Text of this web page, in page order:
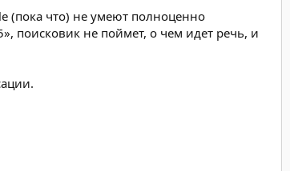
(пока что) не умеют полноценно
поисковик не поймет, о чем идет речь, и